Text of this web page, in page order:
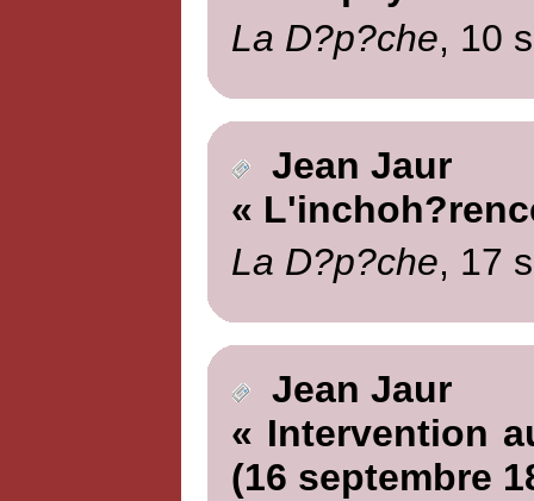
La D?p?che, 10
Jean Jaur
«
La D?p?che, 17
Jean Jaur
« Intervention
(16 septembre